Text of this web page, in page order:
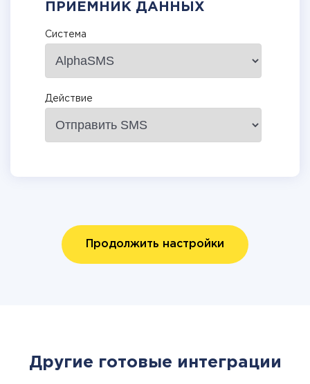
ПРИЕМНИК ДАННЫХ
Система
Действие
Продолжить настройки
Другие готовые интеграции